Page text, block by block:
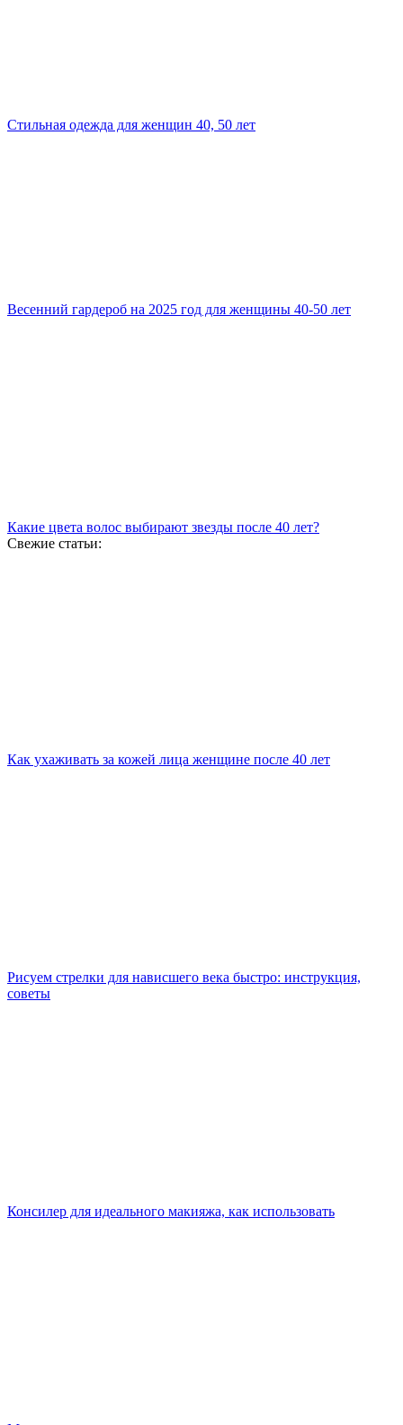
Стильная одежда для женщин 40, 50 лет
Весенний гардероб на 2025 год для женщины 40-50 лет
Какие цвета волос выбирают звезды после 40 лет?
Свежие статьи:
Как ухаживать за кожей лица женщине после 40 лет
Рисуем стрелки для нависшего века быстро: инструкция,
советы
Консилер для идеального макияжа, как использовать